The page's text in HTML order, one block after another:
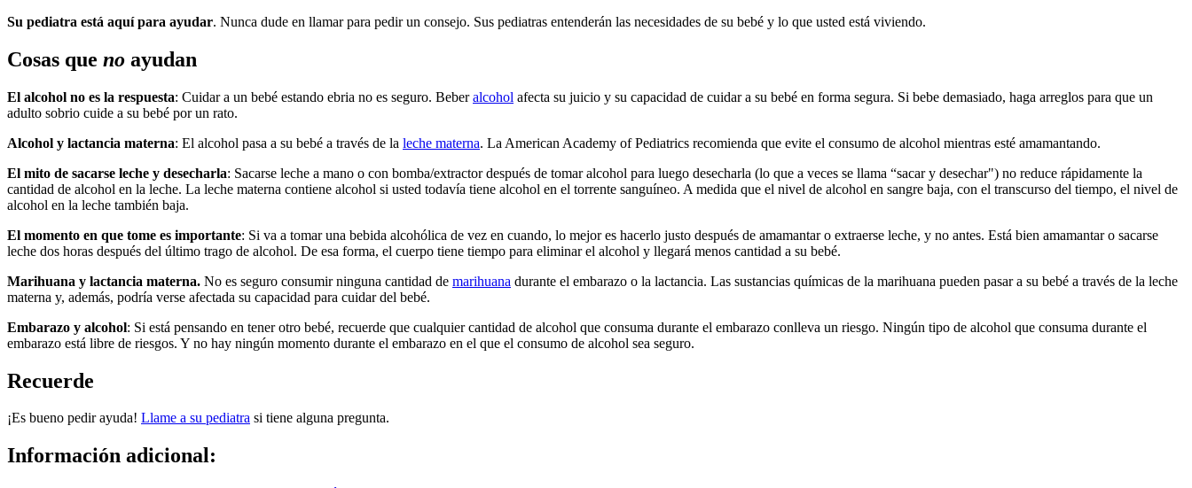
Su pediatra está aquí para ayudar. Nunca dude en llamar para pedir un consejo. Sus pediatras entenderán las necesidades de su bebé y lo que usted está viviendo.
Cosas que no ayudan
El alcohol no es la respuesta: Cuidar a un bebé estando ebria no es seguro. Beberalcohol afecta su juicio y su capacidad de cuidar a su bebé en forma segura. Si bebe demasiado, haga arreglos para que un
adulto sobrio cuide a su bebé por un rato.
Alcohol y lactancia materna: El alcohol pasa a su bebé a través de la leche materna. La American Academy of Pediatrics recomienda que evite el consumo de alcohol mientras esté amamantando.
El mito de sacarse leche y desecharla: Sacarse leche a mano o con bomba/extractor después de tomar alcohol para luego desecharla (lo que a veces se llama “sacar y desechar") no reduce rápidamente la
cantidad de alcohol en la leche. La leche materna contiene alcohol si usted todavía tiene alcohol en el torrente sanguíneo. A medida que el nivel de alcohol en sangre baja, con el transcurso del tiempo, el nivel de
alcohol en la leche también baja.
El momento en que tome es importante: Si va a tomar una bebida alcohólica de vez en cuando, lo mejor es hacerlo justo después de amamantar o extraerse leche, y no antes. Está bien amamantar o sacarse
leche dos horas después del último trago de alcohol. De esa forma, el cuerpo tiene tiempo para eliminar el alcohol y llegará menos cantidad a su bebé.
Marihuana y lactancia materna. No es seguro consumir ninguna cantidad de marihuana durante el embarazo o la lactancia. Las sustancias químicas de la marihuana pueden pasar a su bebé a través de la leche
materna y, además, podría verse afectada su capacidad para cuidar del bebé.
Embarazo y alcohol: Si está pensando en tener otro bebé, recuerde que cualquier cantidad de alcohol que consuma durante el embarazo conlleva un riesgo. Ningún tipo de alcohol que consuma durante el
embarazo está libre de riesgos. Y no hay ningún momento durante el embarazo en el que el consumo de alcohol sea seguro.
Recuerde
¡Es bueno pedir ayuda! Llame a su pediatra si tiene alguna pregunta.
Información adicional: